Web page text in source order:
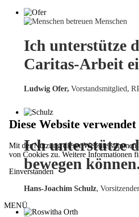
Ich unterstütze
Caritas-Arbeit
Ludwig Ofer, Vorstandsmitglied,
Ich unterstütze
bewegen
Hans-Joachim Schulz,
Diese Website verwendet
Mit der Nutzung dieser Website stimmen
von Cookies zu. Weitere Informationen
Einverstanden
MENÜ